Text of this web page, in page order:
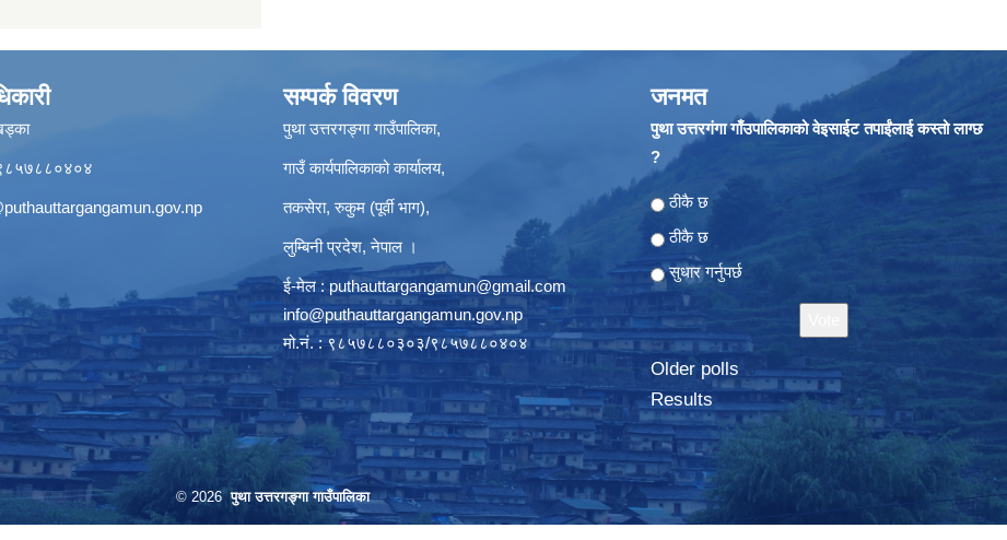
९८५७८८०४०४
सम्पर्क विवरण
पुथा उत्तरगङ्गा गाउँपालिका,
गाउँ कार्यपालिकाको कार्यालय,
तकसेरा, रुकुम (पूर्वी भाग),
लुम्बिनी प्रदेश, नेपाल ।
ई-मेल : puthauttargangamun@gmail.com
info@puthauttargangamun.gov.np
मो.नं. : ९८५७८८०३०३/९८५७८८०४०४
जनमत
पुथा उत्तरगंगा गाँउपालिकाको वेइसाईट तपाईंलाई कस्तो लाग्छ
?
Choices
ठीकै छ
ठीकै छ
सुधार गर्नुपर्छ
Older polls
Results
© 2026पुथा उत्तरगङ्गा गाउँपालिका